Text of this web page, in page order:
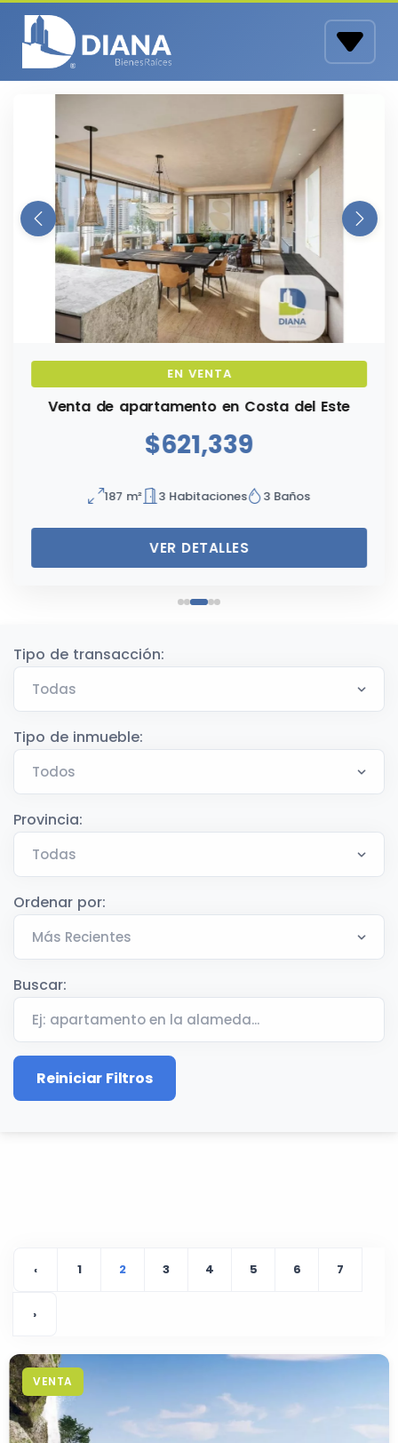
EN VENTA
Venta de apartamento en Costa del Este
$621,339
187 m² 3 Habitaciones 3 Baños
VER DETALLES
Tipo de transacción:
Tipo de inmueble:
Provincia:
Ordenar por:
Buscar:
Reiniciar Filtros
‹ 1 2 3 4 5 6 7
›
VENTA